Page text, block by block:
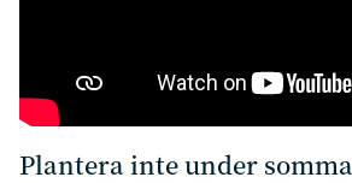
Plantera inte under